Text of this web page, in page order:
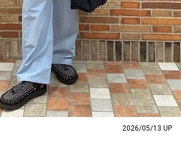
2026/05/13 UP